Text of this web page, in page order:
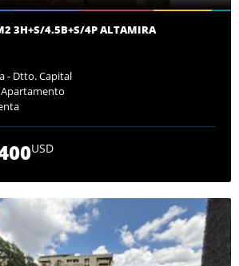
3H+S/4.5B+S/4P ALTAMIRA
- Dtto. Capital
Apartamento
USD